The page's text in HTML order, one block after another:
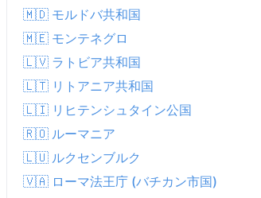
New Moon🇲🇩 モルドバ共和国
🇲🇪 モンテネグロ
🇱🇻 ラトビア共和国
🇱🇹 リトアニア共和国
🇱🇮 リヒテンシュタイン公国
🇷🇴 ルーマニア
🇱🇺 ルクセンブルク
🇻🇦 ローマ法王庁 (バチカン市国)